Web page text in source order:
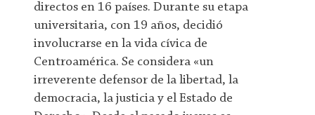
directos en 16 países. Durante su etapa
universitaria, con 19 años, decidió
involucrarse en la vida cívica de
Centroamérica. Se considera «un
irreverente defensor de la libertad, la
democracia, la justicia y el Estado de